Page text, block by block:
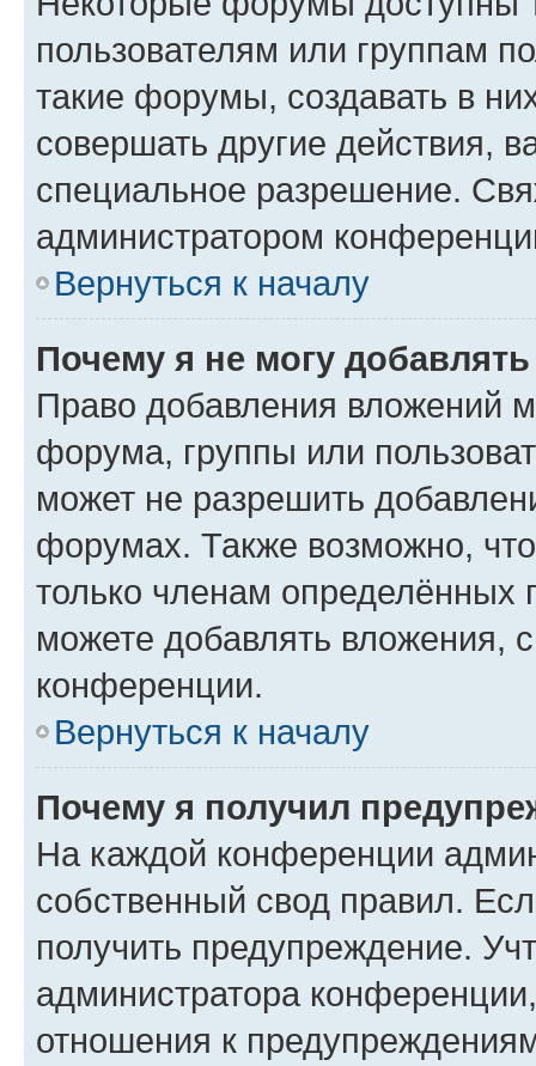
пользователям или группам
такие форумы, создавать в
совершать другие действия,
специальное разрешение.
администратором
Вернуться к началу
Почему я не могу
Право добавления вложений
форума, группы или
может не разрешить
форумах. Также возможно,
только членам определённых
можете добавлять вложения,
конференции.
Вернуться к началу
Почему я получил
На каждой конференции
собственный свод правил.
получить предупреждение.
администратора
отношения к